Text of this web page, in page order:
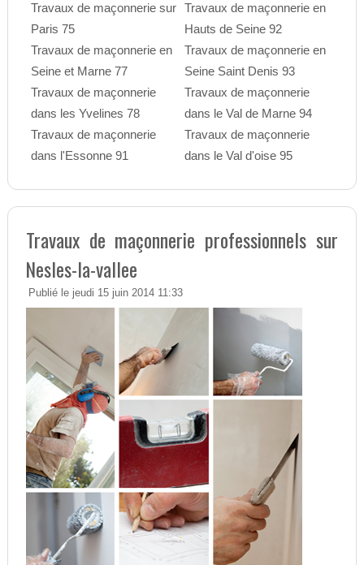
Travaux de maçonnerie sur
Paris 75
Travaux de maçonnerie en
Seine et Marne 77
Travaux de maçonnerie
dans les Yvelines 78
Travaux de maçonnerie
dans l'Essonne 91
Travaux de maçonnerie en
Hauts de Seine 92
Travaux de maçonnerie en
Seine Saint Denis 93
Travaux de maçonnerie
dans le Val de Marne 94
Travaux de maçonnerie
dans le Val d'oise 95
Travaux de maçonnerie professionnels sur
Nesles-la-vallee
Publié le jeudi 15 juin 2014 11:33